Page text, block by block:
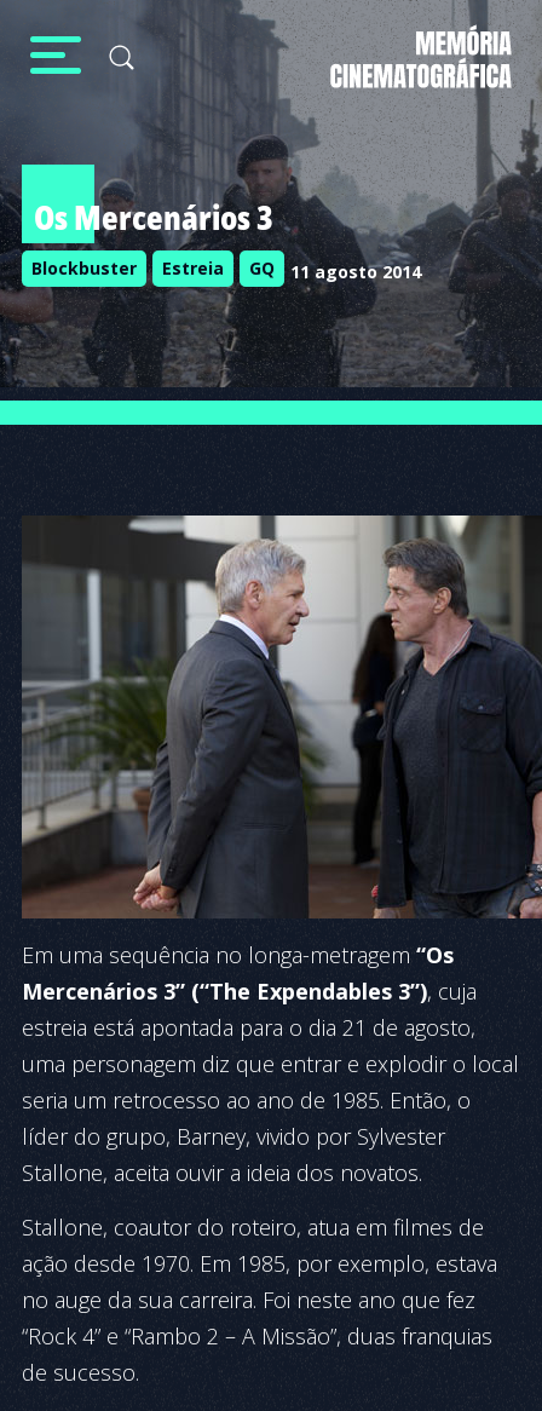
Os Mercenários 3
Blockbuster Estreia GQ 11 agosto 2014
Em uma sequência no longa-metragem “Os
Mercenários 3” (“The Expendables 3”), cuja
estreia está apontada para o dia 21 de agosto,
uma personagem diz que entrar e explodir o local
seria um retrocesso ao ano de 1985. Então, o
líder do grupo, Barney, vivido por Sylvester
Stallone, aceita ouvir a ideia dos novatos.
Stallone, coautor do roteiro, atua em filmes de
ação desde 1970. Em 1985, por exemplo, estava
no auge da sua carreira. Foi neste ano que fez
“Rock 4” e “Rambo 2 – A Missão”, duas franquias
de sucesso.